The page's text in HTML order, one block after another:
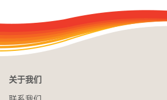
关于我们